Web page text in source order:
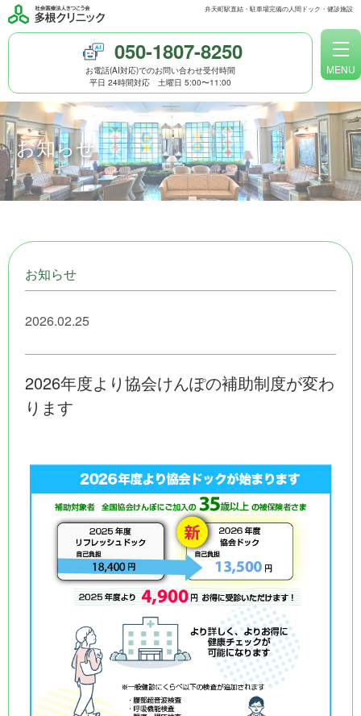
弁天町駅直結・駐車場完備の人間ドック・健診施設
050-1807-8250
お電話(AI対応)でのお問い合わせ受付時間
平日 24時間対応 土曜日 5:00〜11:00
MENU
人間ドックのご案内 健康診断のご案内
WEB問診 予約方法
多根クリニック トップページ
人間ドックと健診
女性のための検診メニュー
アクセス
多根クリニックについて
魅力とアフターフォロー
検査当日の流れ
よくある質問
お問い合わせ
お知らせ
お知らせ
2026.02.25
2026年度より協会けんぽの補助制度が変わ
ります